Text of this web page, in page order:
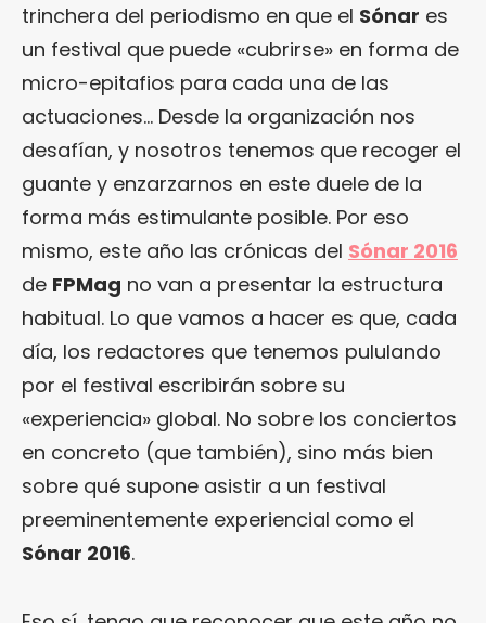
trinchera del periodismo en que el Sónar es
un festival que puede «cubrirse» en forma de
micro-epitafios para cada una de las
actuaciones… Desde la organización nos
desafían, y nosotros tenemos que recoger el
guante y enzarzarnos en este duele de la
forma más estimulante posible. Por eso
mismo, este año las crónicas del Sónar 2016
de FPMag no van a presentar la estructura
habitual. Lo que vamos a hacer es que, cada
día, los redactores que tenemos pululando
por el festival escribirán sobre su
«experiencia» global. No sobre los conciertos
en concreto (que también), sino más bien
sobre qué supone asistir a un festival
preeminentemente experiencial como el
Sónar 2016.